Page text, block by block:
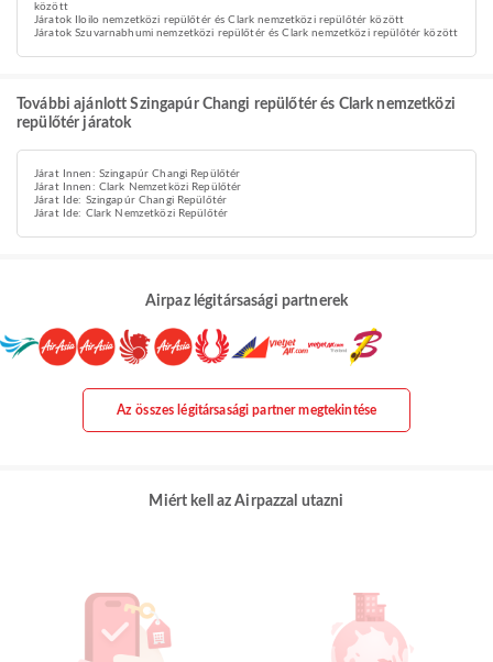
között
Járatok Iloilo nemzetközi repülőtér és Clark nemzetközi repülőtér között
Járatok Szuvarnabhumi nemzetközi repülőtér és Clark nemzetközi repülőtér között
További ajánlott Szingapúr Changi repülőtér és Clark nemzetközi
repülőtér járatok
Járat Innen: Szingapúr Changi Repülőtér
Járat Innen: Clark Nemzetközi Repülőtér
Járat Ide: Szingapúr Changi Repülőtér
Járat Ide: Clark Nemzetközi Repülőtér
Airpaz légitársasági partnerek
Az összes légitársasági partner megtekintése
Miért kell az Airpazzal utazni